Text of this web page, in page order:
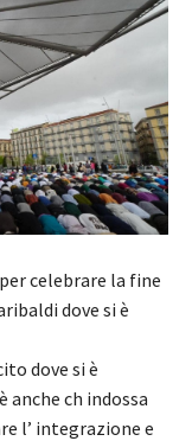
celebrare la fine
dove si è
dove si è
anche ch indossa
l’ integrazione e